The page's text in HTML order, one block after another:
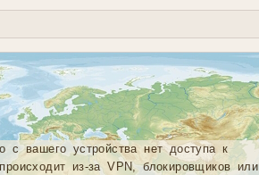
с вашего устройства нет доступа к
из-за VPN, блокировщиков или